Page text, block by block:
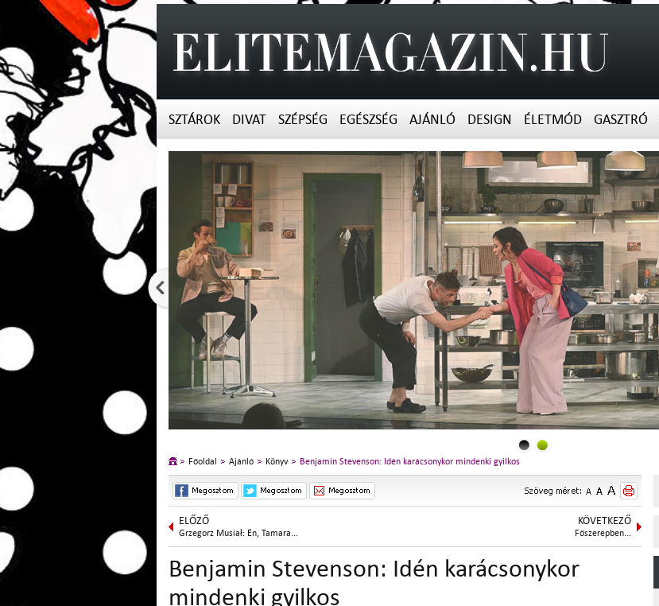
SZTÁROK DIVAT SZÉPSÉG EGÉSZSÉG AJÁNLÓ DESIGN ÉLETMÓD GASZTRÓ
Főoldal Ajánló Könyv Benjamin Stevenson: Idén karácsonykor mindenki gyilkos
ELŐZŐ
Grzegorz Musiał: Én, Tamara...
KÖVETKEZŐ
Főszerepben...
Benjamin Stevenson: Idén karácsonykor
mindenki gyilkos